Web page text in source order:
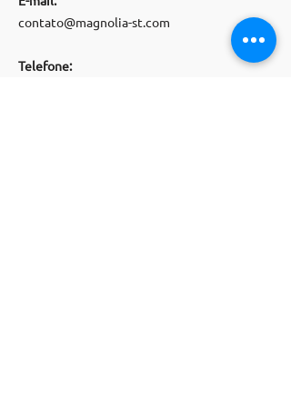
contato@magnolia-st.com
Telefone: